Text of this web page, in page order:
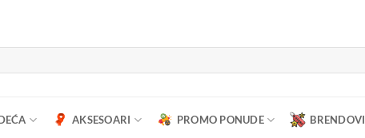
AKSESOARI PROMO PONUDE BRENDOVI